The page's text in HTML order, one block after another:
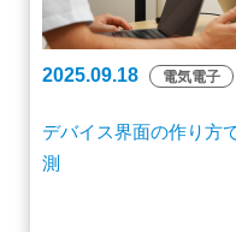
2025.09.18 電気電子
デバイス界面の作り方
測